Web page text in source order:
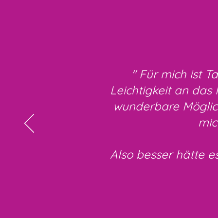
" Für mich ist
Leichtigkeit an das
wunderbare
Also besser hätte